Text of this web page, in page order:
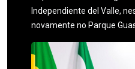
Independiente del Valle,
novamente no Parque